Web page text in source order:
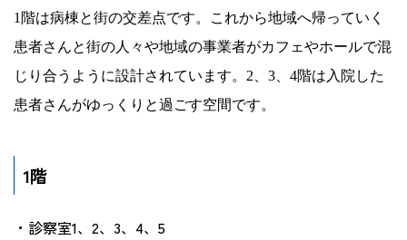
1階は病棟と街の交差点です。これから地域へ帰っていく
患者さんと街の人々や地域の事業者がカフェやホールで混
じり合うように設計されています。2、3、4階は入院した
患者さんがゆっくりと過ごす空間です。
1階
診察室1、2、3、4、5